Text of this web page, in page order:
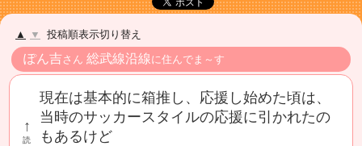
▲ ▼ 投稿順表示切り替え
ぽん吉さん 総武線沿線に住んでま～す
↑
読
現在は基本的に箱推し、応援し始めた頃は、
当時のサッカースタイルの応援に引かれたの
もあるけど